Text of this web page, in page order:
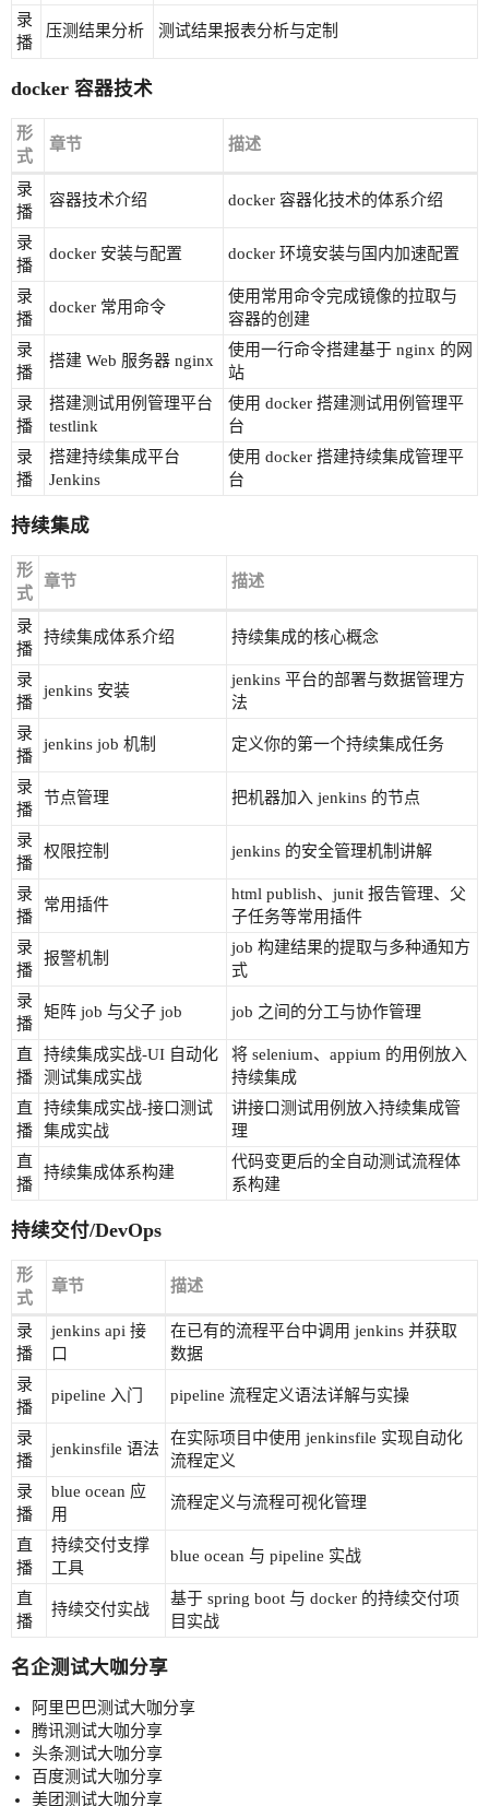
录
播
压测结果分析 测试结果报表分析与定制
docker 容器技术
形
式
章节 描述
录
播
容器技术介绍 docker 容器化技术的体系介绍
录
播
docker 安装与配置 docker 环境安装与国内加速配置
录
播
docker 常用命令
使用常用命令完成镜像的拉取与
容器的创建
录
播
搭建 Web 服务器 nginx
使用一行命令搭建基于 nginx 的网
站
录
播
搭建测试用例管理平台
testlink
使用 docker 搭建测试用例管理平
台
录
播
搭建持续集成平台
Jenkins
使用 docker 搭建持续集成管理平
台
持续集成
形
式
章节 描述
录
播
持续集成体系介绍 持续集成的核心概念
录
播
jenkins 安装
jenkins 平台的部署与数据管理方
法
录
播
jenkins job 机制 定义你的第一个持续集成任务
录
播
节点管理 把机器加入 jenkins 的节点
录
播
权限控制 jenkins 的安全管理机制讲解
录
播
常用插件
html publish、junit 报告管理、父
子任务等常用插件
录
播
报警机制
job 构建结果的提取与多种通知方
式
录
播
矩阵 job 与父子 job job 之间的分工与协作管理
直
播
持续集成实战-UI 自动化
测试集成实战
将 selenium、appium 的用例放入
持续集成
直
播
持续集成实战-接口测试
集成实战
讲接口测试用例放入持续集成管
理
直
播
持续集成体系构建
代码变更后的全自动测试流程体
系构建
持续交付/DevOps
形
式
章节 描述
录
播
jenkins api 接
口
在已有的流程平台中调用 jenkins 并获取
数据
录
播
pipeline 入门 pipeline 流程定义语法详解与实操
录
播
jenkinsfile 语法
在实际项目中使用 jenkinsfile 实现自动化
流程定义
录
播
blue ocean 应
用
流程定义与流程可视化管理
直
播
持续交付支撑
工具
blue ocean 与 pipeline 实战
直
播
持续交付实战
基于 spring boot 与 docker 的持续交付项
目实战
名企测试大咖分享
阿里巴巴测试大咖分享
腾讯测试大咖分享
头条测试大咖分享
百度测试大咖分享
美团测试大咖分享